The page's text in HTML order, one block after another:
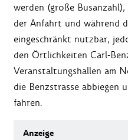
werden (große
der Anfahrt und während
eingeschränkt nutzbar,
den Örtlichkeiten Carl-
Veranstaltungshallen am
die Benzstrasse abbiegen
fahren.